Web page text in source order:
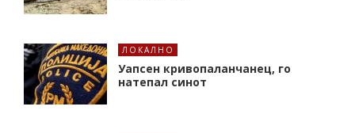
ЛОКАЛНО
Уапсен кривопаланчанец, го
натепал синот